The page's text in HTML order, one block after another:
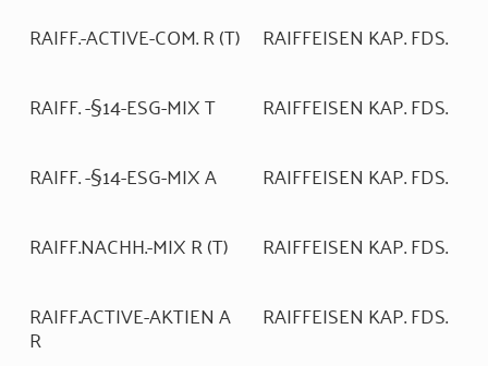
RAIFF.-ACTIVE-COM. R (T)
RAIFFEISEN KAP. FDS.
RAIFF. -§14-ESG-MIX T
RAIFFEISEN KAP. FDS.
RAIFF. -§14-ESG-MIX A
RAIFFEISEN KAP. FDS.
RAIFF.NACHH.-MIX R (T)
RAIFFEISEN KAP. FDS.
RAIFF.ACTIVE-AKTIEN A
R
RAIFFEISEN KAP. FDS.